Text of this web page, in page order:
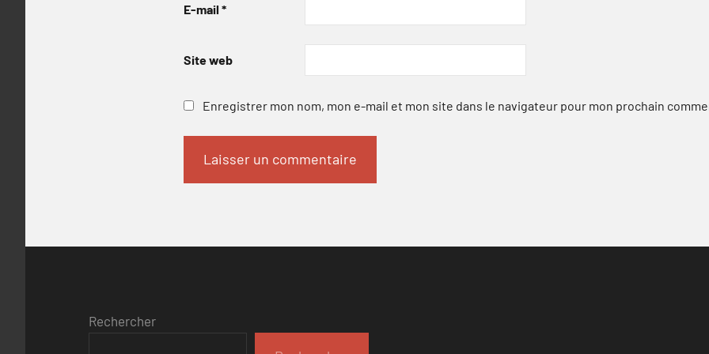
E-mail *
Site web
Enregistrer mon nom, mon e-mail et mon site dans le navigateur pour mon prochain
Rechercher